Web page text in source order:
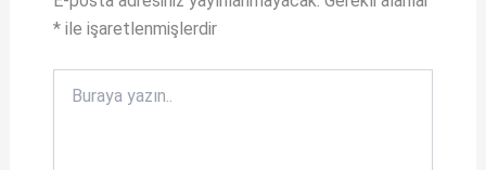
*ile işaretlenmişlerdir
yazın..